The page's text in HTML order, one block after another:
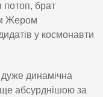
потоп, брат
Жером
у космонавти
динамічна
абсурднішою за